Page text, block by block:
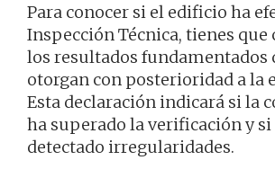
Para conocer si el edificio ha
Inspección Técnica, tienes
los resultados fundamentados
otorgan con posterioridad a la
Esta declaración indicará si la
ha superado la verificación y si
detectado irregularidades.